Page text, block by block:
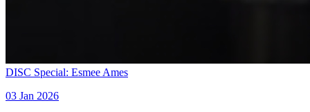
DISC Special: Esmee Ames
03 Jan 2026